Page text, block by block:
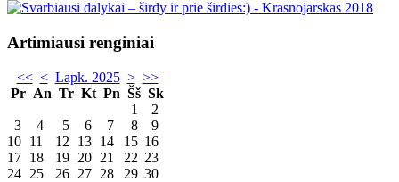
Artimiausi renginiai
<< < Lapk. 2025 > >>
Pr An Tr Kt Pn Šš Sk
1
2
3
4 5 6 7 8
9
10 11 12 13 14 15 16
17 18 19 20 21 22 23
24 25 26 27 28 29 30